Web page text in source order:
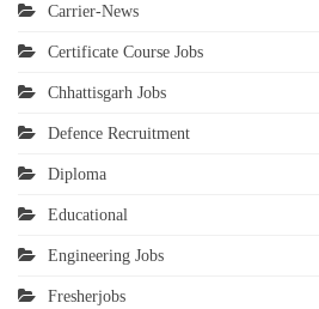
Carrier-News
Certificate Course Jobs
Chhattisgarh Jobs
Defence Recruitment
Diploma
Educational
Engineering Jobs
Fresherjobs